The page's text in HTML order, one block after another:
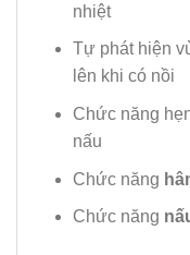
nhiệt
Tự phát hiện
lên khi có nồi
Chức năng
nấu
Chức năng
Chức năng